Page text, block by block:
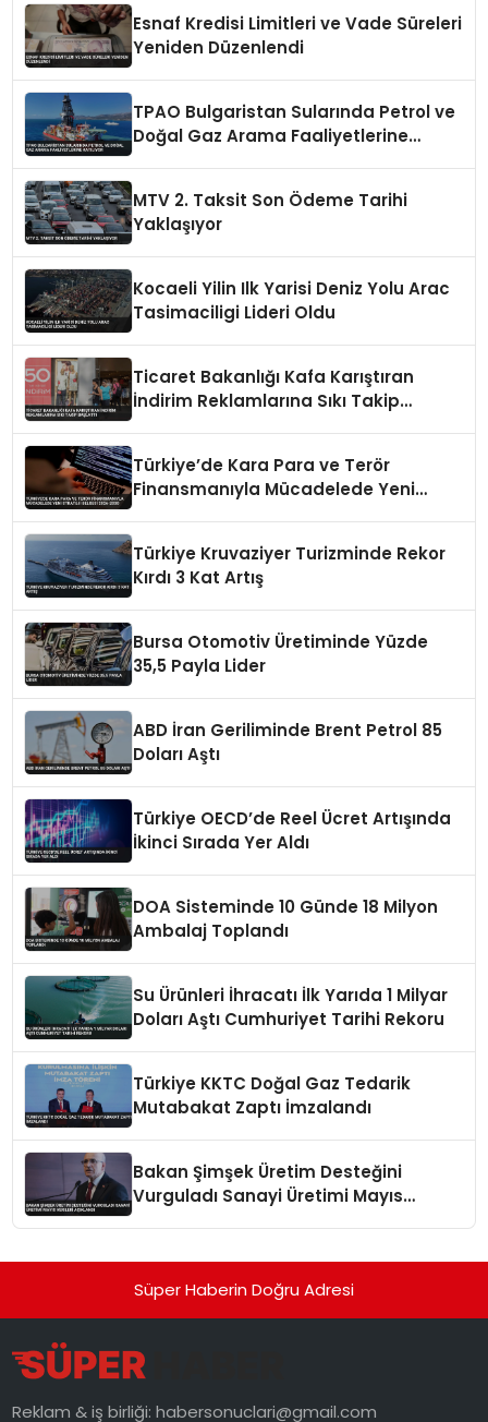
Esnaf Kredisi Limitleri ve Vade Süreleri
Yeniden Düzenlendi
TPAO Bulgaristan Sularında Petrol ve
Doğal Gaz Arama Faaliyetlerine
MTV 2. Taksit Son Ödeme Tarihi
Yaklaşıyor
Kocaeli Yilin Ilk Yarisi Deniz Yolu Arac
Tasimaciligi Lideri Oldu
Ticaret Bakanlığı Kafa Karıştıran
İndirim Reklamlarına Sıkı Takip
Türkiye’de Kara Para ve Terör
Finansmanıyla Mücadelede Yeni
Türkiye Kruvaziyer Turizminde Rekor
Kırdı 3 Kat Artış
Bursa Otomotiv Üretiminde Yüzde
35,5 Payla Lider
ABD İran Geriliminde Brent Petrol 85
Doları Aştı
Türkiye OECD’de Reel Ücret Artışında
İkinci Sırada Yer Aldı
DOA Sisteminde 10 Günde 18 Milyon
Ambalaj Toplandı
Su Ürünleri İhracatı İlk Yarıda 1 Milyar
Doları Aştı Cumhuriyet Tarihi Rekoru
Türkiye KKTC Doğal Gaz Tedarik
Mutabakat Zaptı İmzalandı
Bakan Şimşek Üretim Desteğini
Vurguladı Sanayi Üretimi Mayıs
Süper Haberin Doğru Adresi
Reklam & iş birliği:habersonuclari@gmail.com